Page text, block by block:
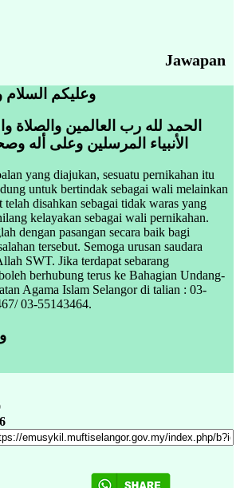
Jawapan
الحمد لله رب العالمين
الأنبياء المرسلين وعلى أله
yang diajukan, sesuatu pernikahan itu
untuk bertindak sebagai wali melainkan
telah disahkan sebagai tidak waras yang
kelayakan sebagai wali pernikahan.
dengan pasangan secara baik bagi
tersebut. Semoga urusan saudara
SWT. Jika terdapat sebarang
berhubung terus ke Bahagian Undang-
Agama Islam Selangor di talian : 03-
03-55143464.